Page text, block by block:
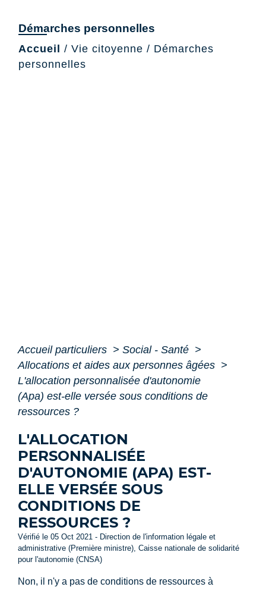
Démarches personnelles
Accueil / Vie citoyenne / Démarches
personnelles
Accueil particuliers > Social - Santé >
Allocations et aides aux personnes âgées >
L'allocation personnalisée d'autonomie
(Apa) est-elle versée sous conditions de
ressources ?
L'ALLOCATION
PERSONNALISÉE
D'AUTONOMIE (APA) EST-
ELLE VERSÉE SOUS
CONDITIONS DE
RESSOURCES ?
Vérifié le 05 Oct 2021 - Direction de l'information légale et
administrative (Première ministre), Caisse nationale de solidarité
pour l'autonomie (CNSA)
Non, il n'y a pas de conditions de ressources à